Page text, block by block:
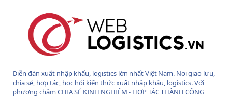
Diễn đàn xuất nhập khẩu, logistics lớn nhất Việt Nam. Nơi giao lưu,
chia sẻ, hợp tác, học hỏi kiến thức xuất nhập khẩu, logistics. Với
phương châm CHIA SẺ KINH NGHIỆM - HỢP TÁC THÀNH CÔNG